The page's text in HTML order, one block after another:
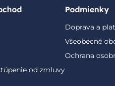
od zmluvy
Podmienky
Doprava a
Všeobecné
Ochrana